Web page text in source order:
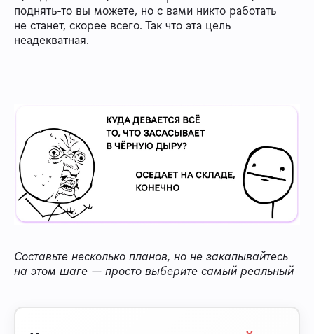
поднять-то вы можете, но с вами никто работать
не станет, скорее всего. Так что эта цель
неадекватная.
Составьте несколько планов, но не закапывайтесь
на этом шаге — просто выберите самый реальный